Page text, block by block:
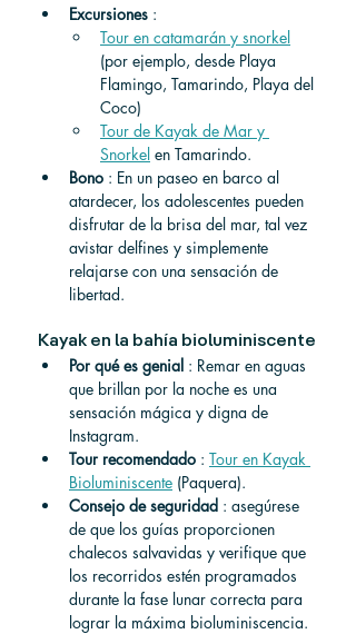
Excursiones :
Tour en catamarán y snorkel
(por ejemplo, desde Playa
Flamingo, Tamarindo, Playa del
Coco)
Tour de Kayak de Mar y
Snorkel en Tamarindo.
Bono : En un paseo en barco al
atardecer, los adolescentes pueden
disfrutar de la brisa del mar, tal vez
avistar delfines y simplemente
relajarse con una sensación de
libertad.
Kayak en la bahía bioluminiscente
Por qué es genial : Remar en aguas
que brillan por la noche es una
sensación mágica y digna de
Instagram.
Tour recomendado : Tour en Kayak
Bioluminiscente (Paquera).
Consejo de seguridad : asegúrese
de que los guías proporcionen
chalecos salvavidas y verifique que
los recorridos estén programados
durante la fase lunar correcta para
lograr la máxima bioluminiscencia.